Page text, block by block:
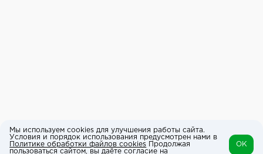
Мы используем cookies для улучшения работы сайта.
Условия и порядок использования предусмотрен нами в
Политике обработки файлов cookies Продолжая
пользоваться сайтом, вы даёте согласие на
OK